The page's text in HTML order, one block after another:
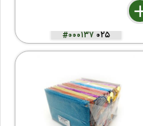
#۰۰۰۱۳۷۰۲۵